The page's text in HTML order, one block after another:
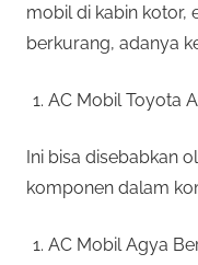
mobil di kabin kotor,
berkurang, adanya
AC Mobil Toyota
Ini bisa disebabkan
komponen dalam
AC Mobil Agya